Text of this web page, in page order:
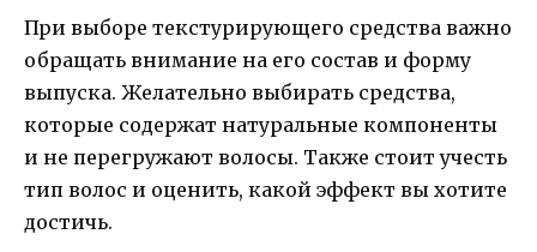
При выборе текстурирующего средства важно
обращать внимание на его состав и форму
выпуска. Желательно выбирать средства,
которые содержат натуральные компоненты
и не перегружают волосы. Также стоит учесть
тип волос и оценить, какой эффект вы хотите
достичь.